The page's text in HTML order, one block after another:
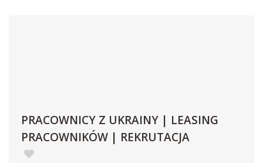
PRACOWNICY Z UKRAINY | LEASING
PRACOWNIKÓW | REKRUTACJA